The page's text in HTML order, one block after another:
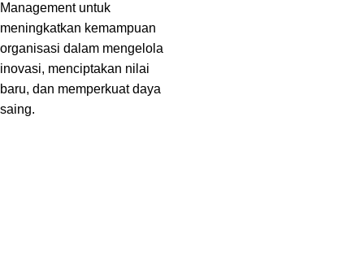
Management untuk
meningkatkan kemampuan
organisasi dalam mengelola
inovasi, menciptakan nilai
baru, dan memperkuat daya
saing.